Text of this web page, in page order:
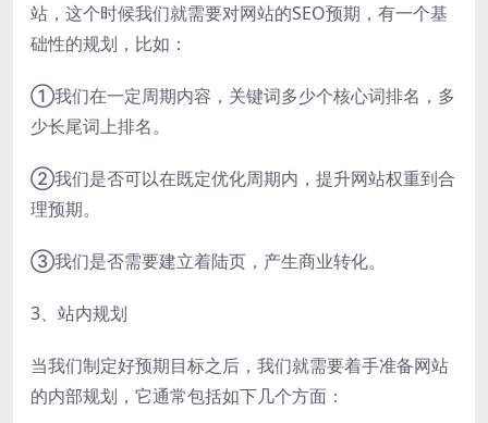
站，这个时候我们就需要对网站的SEO预期，有一个基
础性的规划，比如：
①我们在一定周期内容，关键词多少个核心词排名，多
少长尾词上排名。
②我们是否可以在既定优化周期内，提升网站权重到合
理预期。
③我们是否需要建立着陆页，产生商业转化。
3、站内规划
当我们制定好预期目标之后，我们就需要着手准备网站
的内部规划，它通常包括如下几个方面：